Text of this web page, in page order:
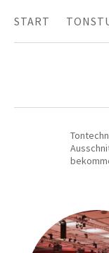
START